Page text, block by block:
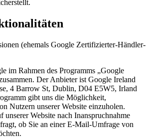
(ehemals Google Zertifizierter-Händler-
im Rahmen des Programms „Google
Der Anbieter ist Google Ireland
4 Barrow St, Dublin, D04 E5W5, Irland
gibt uns die Möglichkeit,
Nutzern unserer Website einzuholen.
unserer Website nach Inanspruchnahme
ob Sie an einer E-Mail-Umfrage von